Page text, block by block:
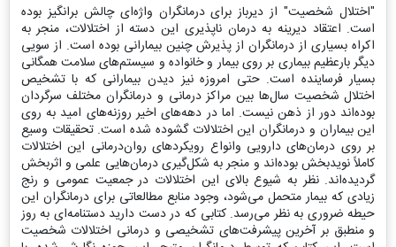
"اختلال شخصیت" از دیرباز برای درمانگران واژه‌ای چالش برانگیز بوده
است. اعتقاد دیرینه به درمان ناپذیری این دسته از اختلالات، منجر به
اکراه بسیاری از درمانگران از پذیرش چنین بیمارانی بوده است. از سویی
دیگر بارعظیم بیماری بر روی بیمار و خانواده و سیستم‌های سلامت همگانی
بسیار فرساینده است. حتی امروزه نیز دیدن بیمارانی که با تشخیص
اختلال شخصیت سال‌ها بین مراکز درمانی و درمانگران مختلف سرگردان
بوده‌اند دور از ذهن نیست. اما در دهه‌های اخیر روزنه‌های امید به روی
این بیماران و درمانگران این اختلالات گشوده شده است. تحقیقات وسیع
بر روی درمان‌های دارویی وانواع رویکردهای روان‌درمانی این اختلالات
کاملاً نویدبخش بوده‌اند و منجر به شکل‌گیری درمان‌هایی علمی و اثربخش
گردیده‌اند. نظر به شیوع بالای این اختلالات در جمعیت عمومی و رنج
زیادی که بیمار متحمل می‌شود، وجود منابع مطالعاتی برای درمانگران این
حیطه ضروری به نظر می‌رسد. کتابی که در دست دارید دستنامه‌ای به روز
و منطبق بر آخرین پیشرفت‌های تشخیصی و درمانی اختلالات شخصیت